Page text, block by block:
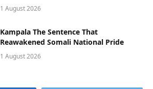
1 August 2026
Kampala The Sentence That
Reawakened Somali National Pride
1 August 2026